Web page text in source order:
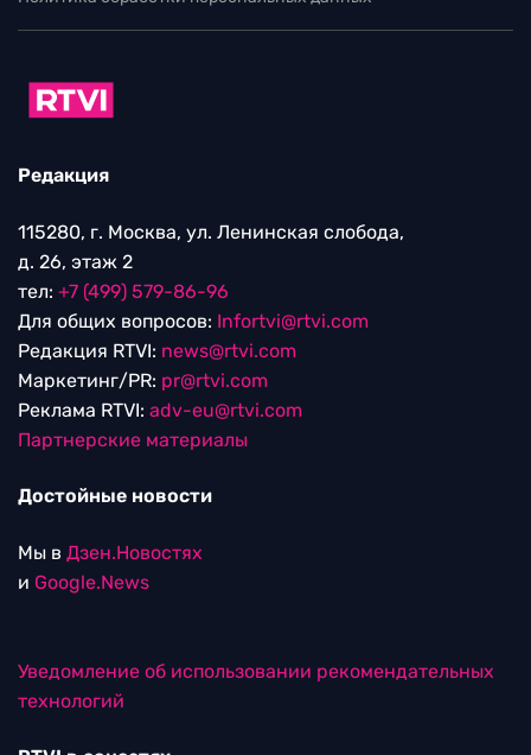
Редакция
115280, г. Москва, ул. Ленинская слобода,
д. 26, этаж 2
тел: +7 (499) 579-86-96
Для общих вопросов: Infortvi@rtvi.com
Редакция RTVI: news@rtvi.com
Маркетинг/PR: pr@rtvi.com
Реклама RTVI: adv-eu@rtvi.com
Партнерские материалы
Достойные новости
Мы в Дзен.Новостях
и Google.News
Уведомление об использовании рекомендательных
технологий